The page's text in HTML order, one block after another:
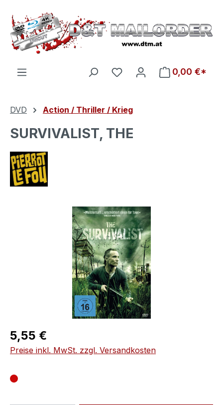
Zum Hauptinhalt springen
Du hast 0 Produkte auf
0,00 €*
DVD Action / Thriller / Krieg
SURVIVALIST, THE
Bildergalerie überspringen
Regulärer Preis:
5,55 €
Preise inkl. MwSt. zzgl. Versandkosten